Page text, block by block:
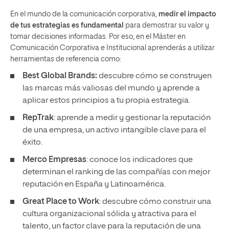
En el mundo de la comunicación corporativa, medir el impacto
de tus estrategias es fundamental para demostrar su valor y
tomar decisiones informadas. Por eso, en el Máster en
Comunicación Corporativa e Institucional aprenderás a utilizar
herramientas de referencia como:
Best Global Brands: descubre cómo se construyen
las marcas más valiosas del mundo y aprende a
aplicar estos principios a tu propia estrategia.
RepTrak: aprende a medir y gestionar la reputación
de una empresa, un activo intangible clave para el
éxito.
Merco Empresas: conoce los indicadores que
determinan el ranking de las compañías con mejor
reputación en España y Latinoamérica.
Great Place to Work: descubre cómo construir una
cultura organizacional sólida y atractiva para el
talento, un factor clave para la reputación de una